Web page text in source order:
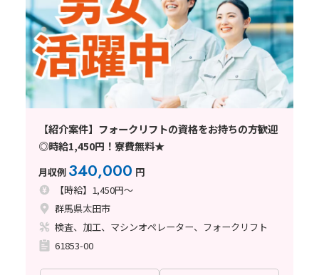
【紹介案件】フォークリフトの資格をお持ちの方歓迎
◎時給1,450円！寮費無料★
月収例 340,000 円
【時給】1,450円～
群馬県太田市
検査、加工、マシンオペレーター、フォークリフト
61853-00